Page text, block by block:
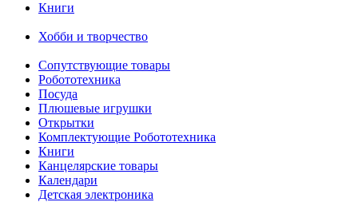
Книги
Хобби и творчество
Сопутствующие товары
Робототехника
Посуда
Плюшевые игрушки
Открытки
Комплектующие Робототехника
Книги
Канцелярские товары
Календари
Детская электроника